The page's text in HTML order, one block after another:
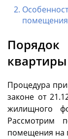
квартиры
Процедура
законе от
жилищного
Рассмотрим
помещения на